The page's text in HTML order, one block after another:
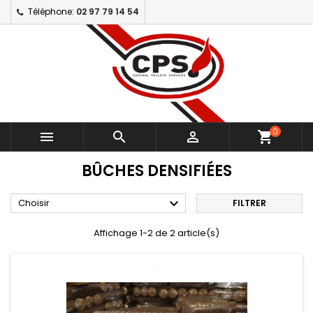
Téléphone: 02 97 79 14 54
   shopping_cart0
BÛCHES DENSIFIÉES
Choisir  FILTRER
Affichage 1-2 de 2 article(s)